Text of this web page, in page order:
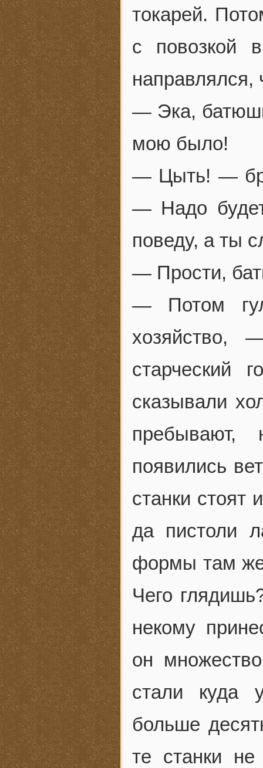
токарей.
с повозкой
направлялся,
— Эка,
мою было!
— Цыть! —
— Надо
поведу, а ты
— Прости,
— Потом
хозяйство,
сказывали
появились
станки стоят
да пистоли
формы там же
Чего
некому
он
стали куда
больше
те станки